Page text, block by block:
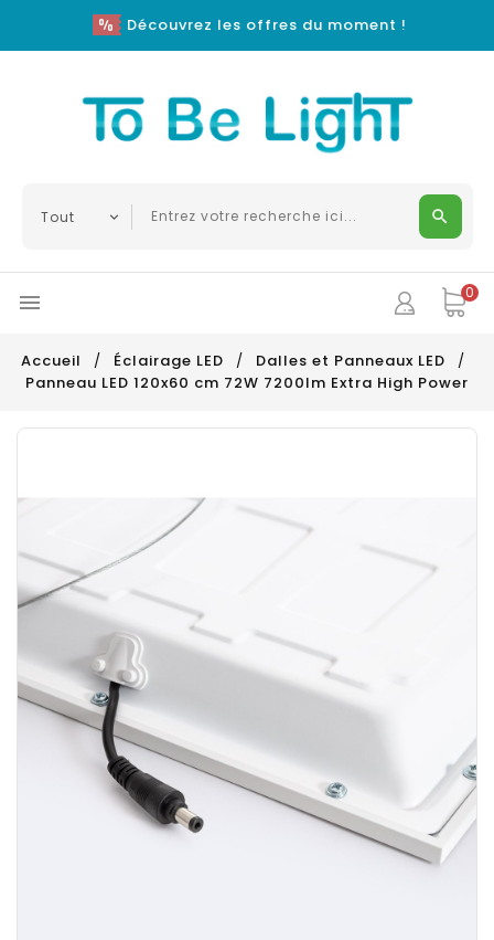
Découvrez les offres du moment !
 0
Accueil Éclairage LED
Dalles et Panneaux LED
Panneau LED 120x60 cm 72W 7200lm Extra High Power